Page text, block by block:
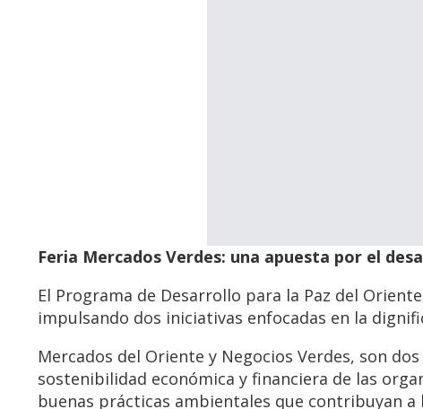
Feria Mercados Verdes: una apuesta por el
El Programa de Desarrollo para la Paz del
impulsando dos iniciativas enfocadas en la
Mercados del Oriente y Negocios Verdes, son
sostenibilidad económica y financiera de las
buenas prácticas ambientales que contribuyan a